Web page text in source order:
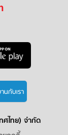
นกับเรา
ศไทย) จำกัด